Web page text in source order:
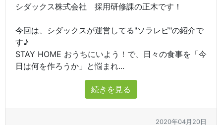
シダックス株式会社 採用研修課の正木です！
今回は、シダックスが運営してる"ソラレピ"の紹介で
す♪
STAY HOME おうちにいよう！で、日々の食事を「今
日は何を作ろうか」と悩まれ...
続きを見る
2020年04月20日